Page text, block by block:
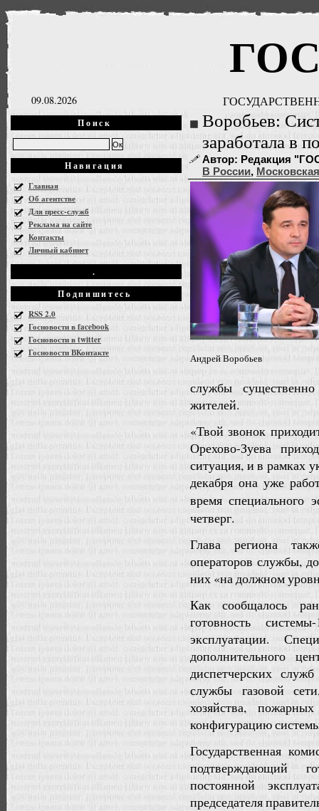
09.08.2026
Поиск
Навигация
Главная
Об агентстве
Для пресс-служб
Реклама на сайте
Контакты
Личный кабинет
.
Подпишитесь
RSS 2.0
Госновости в facebook
Госновости в twitter
Госновости ВКонтакте
Воробьев:
заработала в
Автор: Редакция
В России,
Андрей Воробьев
службы
жителей.
«Твой звонок
Орехово-Зуева
ситуация, и в рамках
декабря она уже
время специального
четверг.
Глава региона
операторов службы,
них «на должном
Как сообщалось
готовность
эксплуатации.
дополнительного
диспетчерских
службы газовой
хозяйства,
конфигурацию
Государственная
подтверждающий
постоянной
председателя